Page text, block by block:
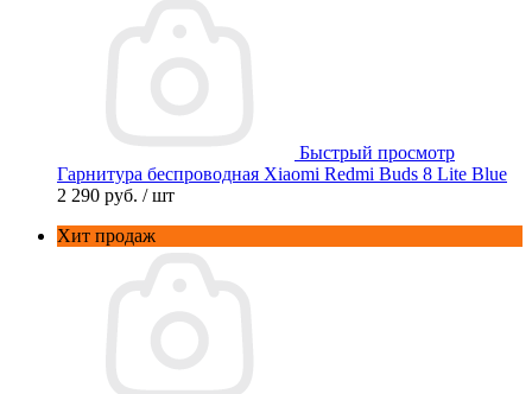
Быстрый просмотр
Гарнитура беспроводная Xiaomi Redmi Buds 8 Lite Blue
2 290 руб. / шт
Хит продаж